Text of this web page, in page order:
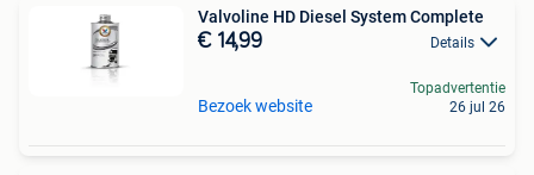
Valvoline HD Diesel System Complete
€ 14,99 Details
Bezoek website
Topadvertentie
26 jul 26